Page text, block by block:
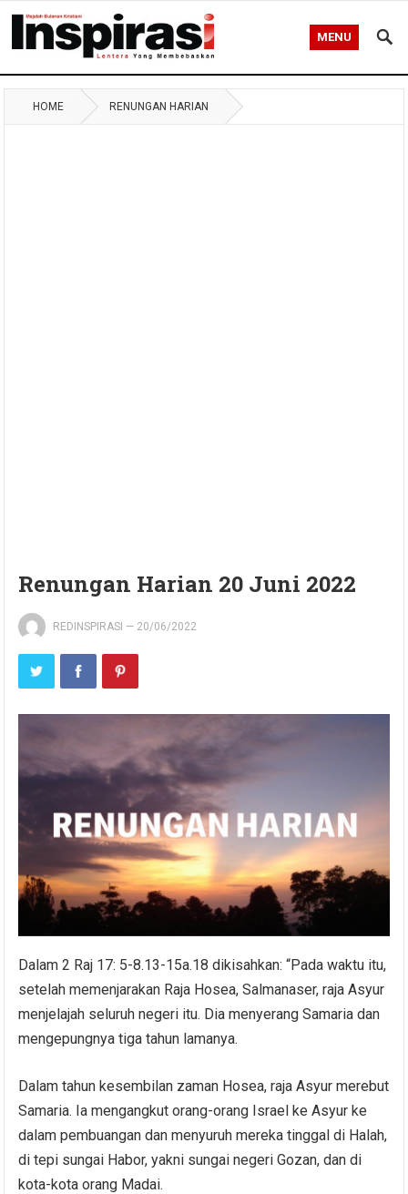
MENU
HOME RENUNGAN HARIAN
Renungan Harian 20 Juni 2022
REDINSPIRASI — 20/06/2022
Dalam 2 Raj 17: 5-8.13-15a.18 dikisahkan: “Pada waktu itu,
setelah memenjarakan Raja Hosea, Salmanaser, raja Asyur
menjelajah seluruh negeri itu. Dia menyerang Samaria dan
mengepungnya tiga tahun lamanya.
Dalam tahun kesembilan zaman Hosea, raja Asyur merebut
Samaria. Ia mengangkut orang-orang Israel ke Asyur ke
dalam pembuangan dan menyuruh mereka tinggal di Halah,
di tepi sungai Habor, yakni sungai negeri Gozan, dan di
kota-kota orang Madai.